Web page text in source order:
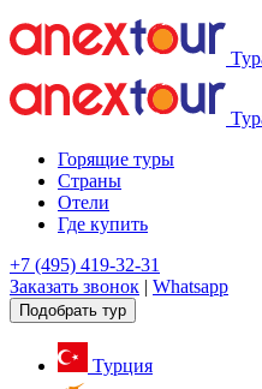
Горящие туры
Страны
Отели
Где купить
+7 (495) 419-32-31
Заказать звонок | Whatsapp
Подобрать тур
Турция